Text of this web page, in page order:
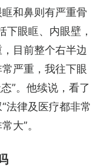
和鼻则有严重骨
下眼眶、内眼壁，
目前整个右半边
严重，我往下眼
”。他续说，看了
法律及医疗都非常
大”。